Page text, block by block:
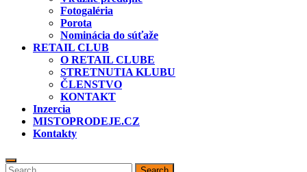
Fotogaléria
Porota
Nominácia do súťaže
RETAIL CLUB
O RETAIL CLUBE
STRETNUTIA KLUBU
ČLENSTVO
KONTAKT
Inzercia
MISTOPRODEJE.CZ
Kontakty
Search
Search